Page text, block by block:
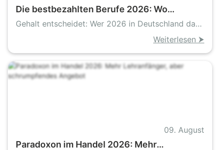
Die bestbezahlten Berufe 2026: Wo
Deutschlands Spitzengehälter liegen
Gehalt entscheidet: Wer 2026 in Deutschland das
Weiterlesen ⮞
09. August
Paradoxon im Handel 2026: Mehr